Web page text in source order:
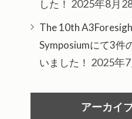
した！ 2025年8月
The 10th
Symposiumにて3件
いました！ 2025年
アーカイ